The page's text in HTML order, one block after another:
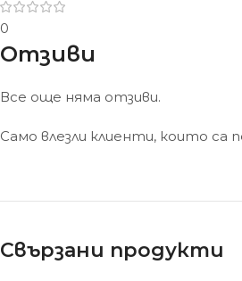
0
Отзиви
Все още няма отзиви.
Само влезли клиенти, които
Свързани продукти